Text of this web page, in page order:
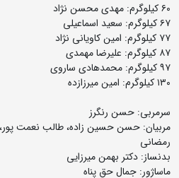
۶۰ کیلوگرم: مهدی محسن نژاد
۶۷ کیلوگرم: سعید اسماعیلی
۷۷ کیلوگرم: امین کاویانی نژاد
۸۷ کیلوگرم: علیرضا مهمدی
۹۷ کیلوگرم: محمدهادی ساروی
۱۳۰ کیلوگرم: امین میرزازده
سرمربی: حسن رنگرز
مربیان: حسن حسین زاده، طالب نعمت پور،
رمضانی
بدنساز: دکتر بهمن میرزایی
ماساژور: جمال حق پناه